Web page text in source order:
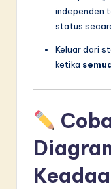
independen
status
Keluar dari
ketika